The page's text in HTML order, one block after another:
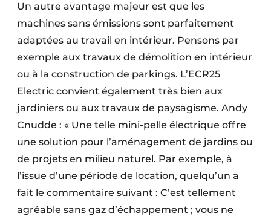
Un autre avantage majeur est que les
machines sans émissions sont parfaite­ment
adaptées au travail en intérieur. Pensons par
exemple aux travaux de démolition en intérieur
ou à la construction de parkings. L’ECR25
Electric convient également très bien aux
jardiniers ou aux travaux de paysagisme. Andy
Cnudde : « Une telle mini-pelle électrique offre
une solution pour l’aménagement de jardins ou
de projets en milieu naturel. Par exemple, à
l’issue d’une période de location, quelqu’un a
fait le commentaire suivant : C’est tellement
agréable sans gaz d’échappement ; vous ne